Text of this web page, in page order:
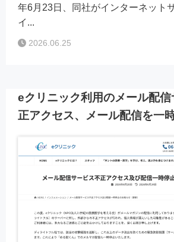
年6月23日、同社がインターネット
イ...
2026.06.25
eクリニック利用のメール配
正アクセス、メール配信を一